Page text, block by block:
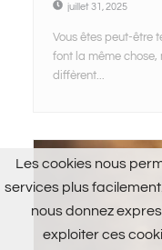
juillet 31, 2025
Vous êtes peut-être
font la même chose,
diffèrent...
Les cookies nous
services plus
nous donnez
exploiter ces